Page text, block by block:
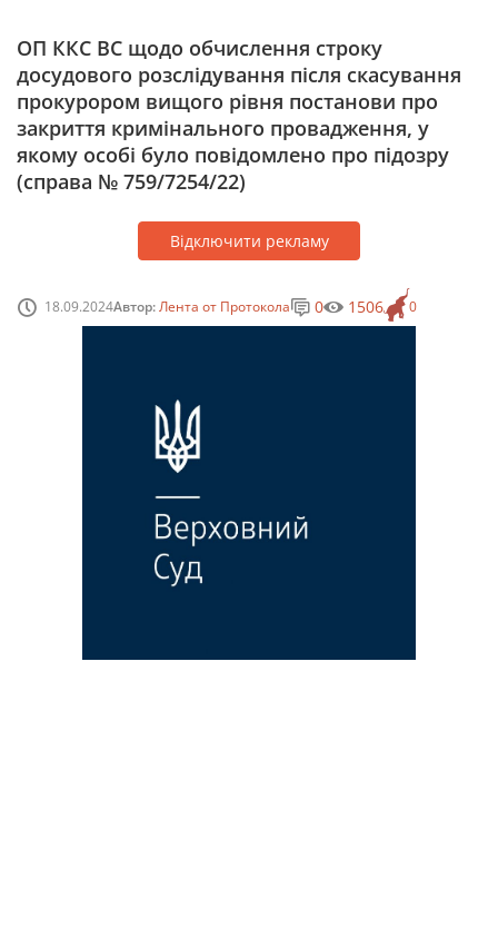
ОП ККС ВС щодо обчислення строку
досудового розслідування після скасування
прокурором вищого рівня постанови про
закриття кримінального провадження, у
якому особі було повідомлено про підозру
(справа № 759/7254/22)
Відключити рекламу
18.09.2024Автор:Лента от Протокола 0
0 1506